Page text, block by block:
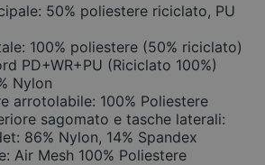
50% poliestere riciclato, PU
100% poliestere (50% riciclato)
PD+WR+PU (Riciclato 100%)
Nylon
arrotolabile: 100% Poliestere
sagomato e tasche laterali:
86% Nylon, 14% Spandex
Air Mesh 100% Poliestere